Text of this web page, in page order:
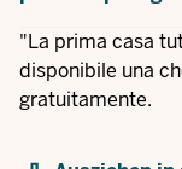
"La prima casa
disponibile una
gratuitamente.